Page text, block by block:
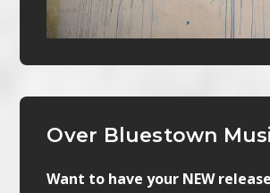
Over Bluestown
Want to have your NEW release